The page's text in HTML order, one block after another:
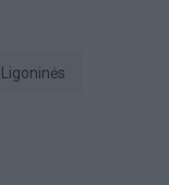
ligoninės